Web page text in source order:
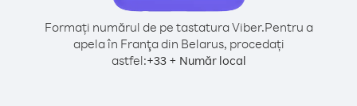
Formați numărul de pe tastatura Viber.Pentru a
apela în Franţa din Belarus, procedați
astfel:+33+ Număr local